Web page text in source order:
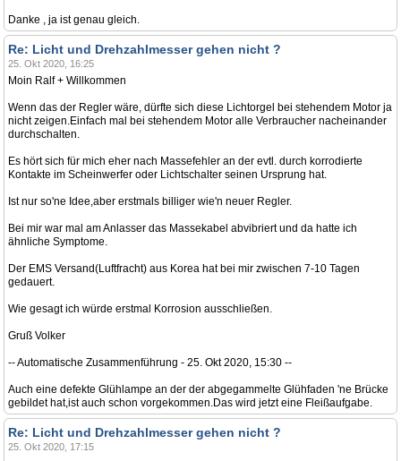
Danke , ja ist genau gleich.
Re: Licht und Drehzahlmesser gehen nicht ?
25. Okt 2020, 16:25
Moin Ralf + Willkommen
Wenn das der Regler wäre, dürfte sich diese Lichtorgel bei stehendem Motor ja
nicht zeigen.Einfach mal bei stehendem Motor alle Verbraucher nacheinander
durchschalten.
Es hört sich für mich eher nach Massefehler an der evtl. durch korrodierte
Kontakte im Scheinwerfer oder Lichtschalter seinen Ursprung hat.
Ist nur so'ne Idee,aber erstmals billiger wie'n neuer Regler.
Bei mir war mal am Anlasser das Massekabel abvibriert und da hatte ich
ähnliche Symptome.
Der EMS Versand(Luftfracht) aus Korea hat bei mir zwischen 7-10 Tagen
gedauert.
Wie gesagt ich würde erstmal Korrosion ausschließen.
Gruß Volker
-- Automatische Zusammenführung - 25. Okt 2020, 15:30 --
Auch eine defekte Glühlampe an der der abgegammelte Glühfaden 'ne Brücke
gebildet hat,ist auch schon vorgekommen.Das wird jetzt eine Fleißaufgabe.
Re: Licht und Drehzahlmesser gehen nicht ?
25. Okt 2020, 17:15